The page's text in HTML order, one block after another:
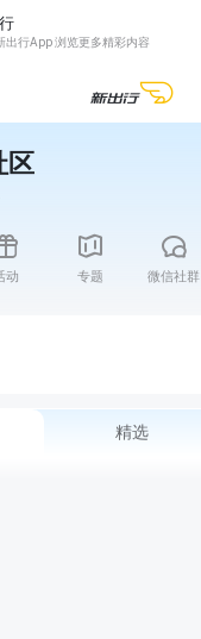
出行App 浏览更多精彩内容
区
动 专题 微信社群
精选